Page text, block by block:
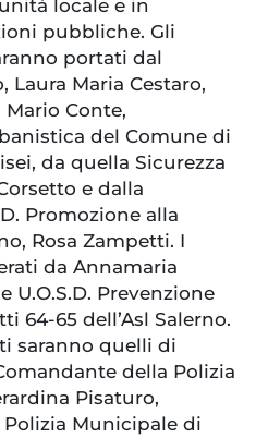
locale e in
pubbliche. Gli
portati dal
Laura Maria Cestaro,
Conte,
del Comune di
da quella Sicurezza
e dalla
Promozione alla
Rosa Zampetti. I
da Annamaria
U.O.S.D. Prevenzione
64-65 dell’Asl Salerno.
saranno quelli di
della Polizia
Pisaturo,
Municipale di